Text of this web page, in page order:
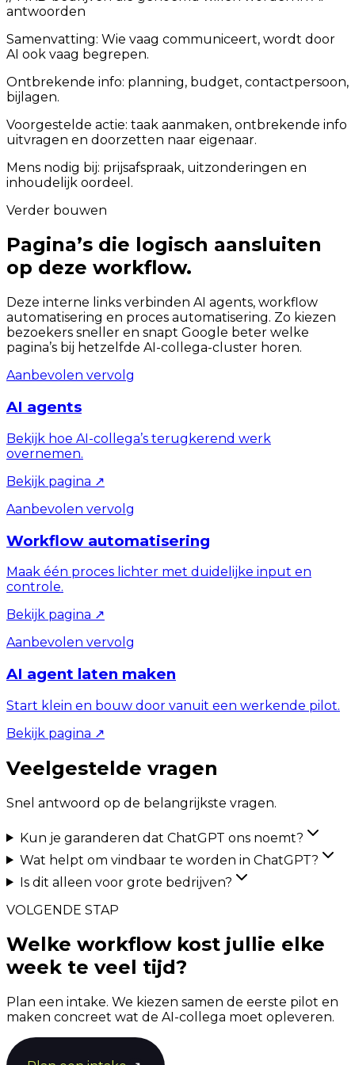
antwoorden
Samenvatting: Wie vaag communiceert, wordt door
AI ook vaag begrepen.
Ontbrekende info: planning, budget, contactpersoon,
bijlagen.
Voorgestelde actie: taak aanmaken, ontbrekende info
uitvragen en doorzetten naar eigenaar.
Mens nodig bij: prijsafspraak, uitzonderingen en
inhoudelijk oordeel.
Verder bouwen
Pagina’s die logisch aansluiten
op deze workflow.
Deze interne links verbinden AI agents, workflow
automatisering en proces automatisering. Zo kiezen
bezoekers sneller en snapt Google beter welke
pagina’s bij hetzelfde AI-collega-cluster horen.
Aanbevolen vervolg
AI agents
Bekijk hoe AI-collega’s terugkerend werk
overnemen.
Bekijk pagina ↗
Aanbevolen vervolg
Workflow automatisering
Maak één proces lichter met duidelijke input en
controle.
Bekijk pagina ↗
Aanbevolen vervolg
AI agent laten maken
Start klein en bouw door vanuit een werkende pilot.
Bekijk pagina ↗
Veelgestelde vragen
Snel antwoord op de belangrijkste vragen.
Kun je garanderen dat ChatGPT ons noemt?
Wat helpt om vindbaar te worden in ChatGPT?
Is dit alleen voor grote bedrijven?
VOLGENDE STAP
Welke workflow kost jullie elke
week te veel tijd?
Plan een intake. We kiezen samen de eerste pilot en
maken concreet wat de AI-collega moet opleveren.